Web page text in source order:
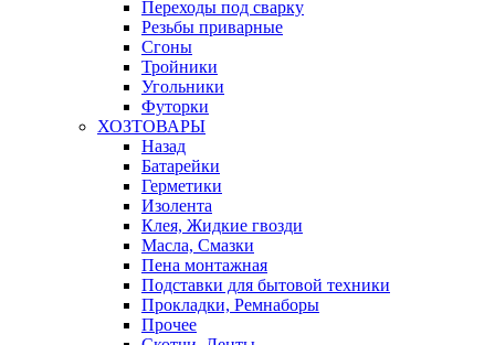
Переходы под сварку
Резьбы приварные
Сгоны
Тройники
Угольники
Футорки
ХОЗТОВАРЫ
Назад
Батарейки
Герметики
Изолента
Клея, Жидкие гвозди
Масла, Смазки
Пена монтажная
Подставки для бытовой техники
Прокладки, Ремнаборы
Прочее